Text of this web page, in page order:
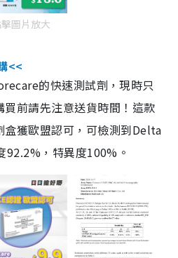
圖片放大
<<
的快速測試劑，現時只
前請先注意送貨時間！這款
盒獲歐盟認可，可檢測到Delta
，特異度100%。